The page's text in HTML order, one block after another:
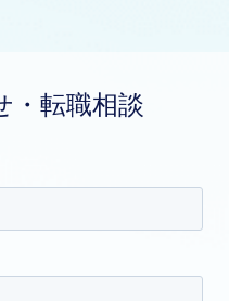
・転職相談